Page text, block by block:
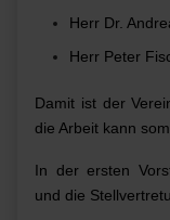
Herr Dr.
Herr Peter
Damit ist der
die Arbeit kann
In der ersten
und die